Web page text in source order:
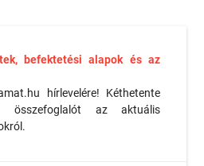
befektetési alapok és az
hírlevelére! Kéthetente
összefoglalót az aktuális